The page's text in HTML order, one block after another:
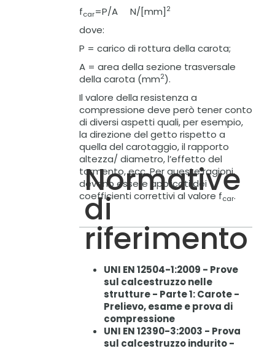
fcar=P/A N/[mm] 2
dove:
P = carico di rottura della carota;
A = area della sezione trasversale
della carota (mm2).
Il valore della resistenza a
compressione deve però tener conto
di diversi aspetti quali, per esempio,
la direzione del getto rispetto a
quella del carotaggio, il rapporto
altezza/ diametro, l’effetto del
tormento, ecc. Per queste ragioni,
devono essere applicati dei
coefficienti correttivi al valore fcar.
Normative
di
riferimento
UNI EN 12504-1:2009 - Prove
sul calcestruzzo nelle
strutture - Parte 1: Carote -
Prelievo, esame e prova di
compressione
UNI EN 12390-3:2003 - Prova
sul calcestruzzo indurito -